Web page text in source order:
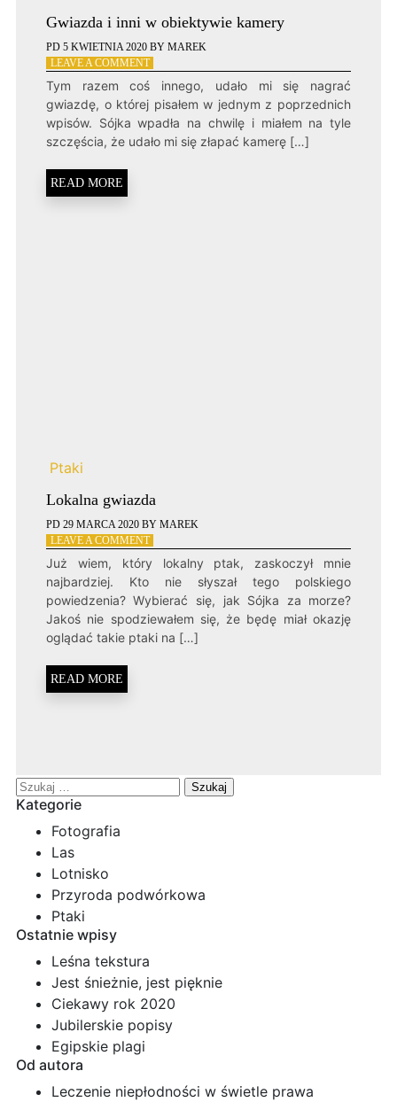
Gwiazda i inni w obiektywie kamery
PD 5 KWIETNIA 2020 BY MAREK
LEAVE A COMMENTON
GWIAZDA
I
INNI
W
OBIEKTYWIE
Tym razem coś innego, udało mi się nagrać
gwiazdę, o której pisałem w jednym z poprzednich
wpisów. Sójka wpadła na chwilę i miałem na tyle
szczęścia, że udało mi się złapać kamerę […]
READ MORE
Ptaki
Lokalna gwiazda
PD 29 MARCA 2020 BY MAREK
LEAVE A COMMENTON
LOKALNA
GWIAZDA
Już wiem, który lokalny ptak, zaskoczył mnie
najbardziej. Kto nie słyszał tego polskiego
powiedzenia? Wybierać się, jak Sójka za morze?
Jakoś nie spodziewałem się, że będę miał okazję
oglądać takie ptaki na […]
READ MORE
Szukaj:
Kategorie
Fotografia
Las
Lotnisko
Przyroda podwórkowa
Ptaki
Ostatnie wpisy
Leśna tekstura
Jest śnieżnie, jest pięknie
Ciekawy rok 2020
Jubilerskie popisy
Egipskie plagi
Od autora
Leczenie niepłodności w świetle prawa